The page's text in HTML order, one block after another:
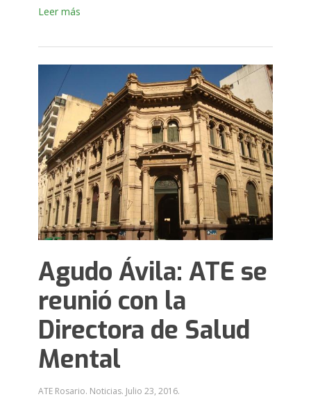
Leer más
Agudo Ávila: ATE se
reunió con la
Directora de Salud
Mental
ATE Rosario. Noticias. Julio 23, 2016.